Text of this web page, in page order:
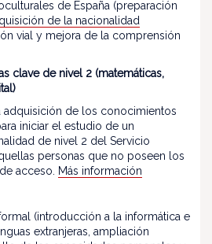
de España (preparación
de la nacionalidad
vial y mejora de la comprensión
clave de nivel 2 (matemáticas,
adquisición de los conocimientos
iniciar el estudio de un
de nivel 2 del Servicio
personas que no poseen los
acceso.
Más información
(introducción a la informática e
extranjeras, ampliación